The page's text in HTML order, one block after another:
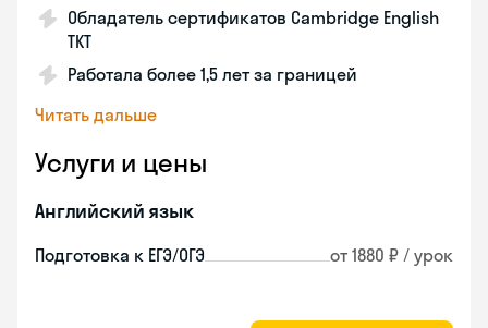
Обладатель сертификатов Cambridge English
TKT
Работала более 1,5 лет за границей
Читать дальше
Услуги и цены
Английский язык
Подготовка к ЕГЭ/ОГЭ от 1880 ₽ / урок